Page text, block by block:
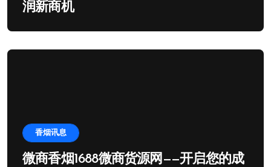
润新商机
香烟讯息
微商香烟1688微商货源网——开启您的成